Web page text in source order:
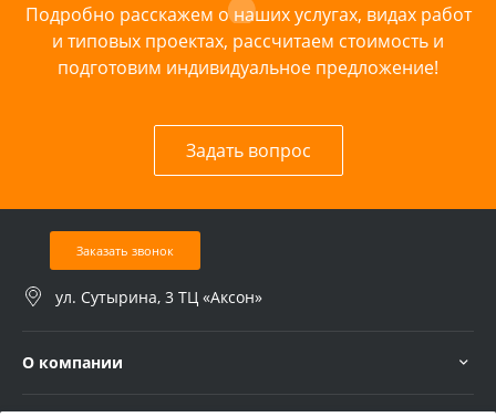
Подробно расскажем о наших услугах, видах работ
и типовых проектах, рассчитаем стоимость и
подготовим индивидуальное предложение!
Задать вопрос
Заказать звонок
ул. Сутырина, 3 ТЦ «Аксон»
О компании